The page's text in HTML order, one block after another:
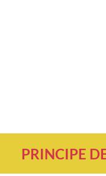
PRINCIPE